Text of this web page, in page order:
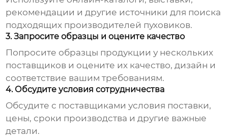
рекомендации и другие источники для поиска
подходящих производителей пуховиков.
3. Запросите образцы и оцените качество
Попросите образцы продукции у нескольких
поставщиков и оцените их качество, дизайн и
соответствие вашим требованиям.
4. Обсудите условия сотрудничества
Обсудите с поставщиками условия поставки,
цены, сроки производства и другие важные
детали.